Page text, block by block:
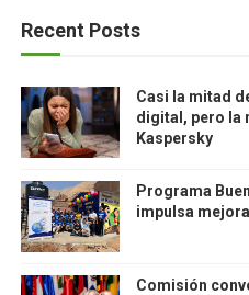
Recent Posts
Casi la mitad
digital, pero la
Kaspersky
Programa
impulsa
Comisión